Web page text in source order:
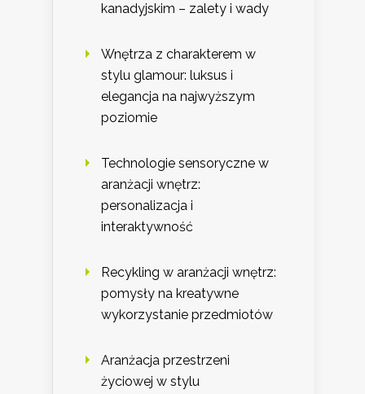
kanadyjskim – zalety i wady
Wnętrza z charakterem w
stylu glamour: luksus i
elegancja na najwyższym
poziomie
Technologie sensoryczne w
aranżacji wnętrz:
personalizacja i
interaktywność
Recykling w aranżacji wnętrz:
pomysły na kreatywne
wykorzystanie przedmiotów
Aranżacja przestrzeni
życiowej w stylu